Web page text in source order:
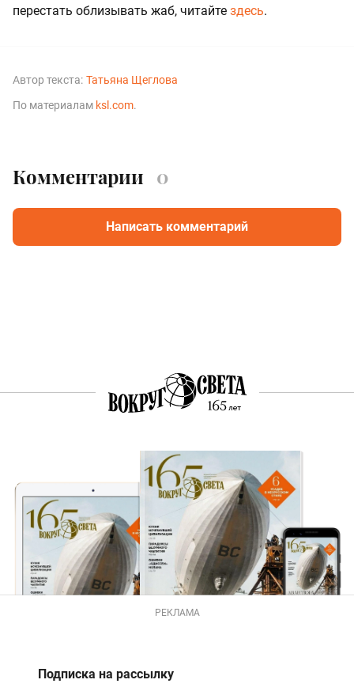
перестать облизывать жаб, читайте здесь.
Автор текста: Татьяна Щеглова
По материалам ksl.com.
Комментарии 0
Написать комментарий
РЕКЛАМА
Подписка на рассылку